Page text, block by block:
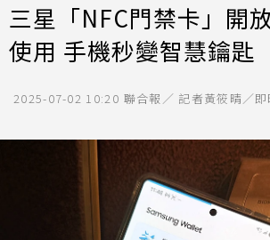
三星「NFC門禁卡」開
使用 手機秒變智慧鑰匙
2025-07-02 10:20 聯合報／ 記者黃筱晴／